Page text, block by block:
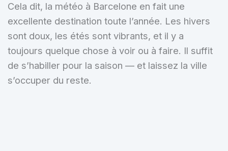
Cela dit, la météo à Barcelone en fait une
excellente destination toute l’année. Les hivers
sont doux, les étés sont vibrants, et il y a
toujours quelque chose à voir ou à faire. Il suffit
de s’habiller pour la saison — et laissez la ville
s’occuper du reste.